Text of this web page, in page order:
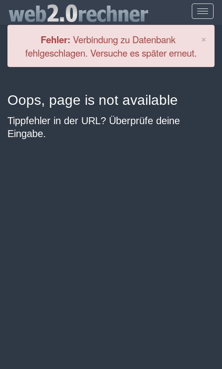
×
Fehler: Verbindung zu Datenbank
fehlgeschlagen. Versuche es später erneut.
Oops, page is not available
Tippfehler in der URL? Überprüfe deine
Eingabe.